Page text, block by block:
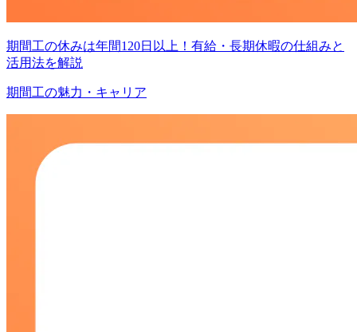
期間工の休みは年間120日以上！有給・長期休暇の仕組みと
活用法を解説
期間工の魅力・キャリア